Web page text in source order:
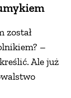
został
–
Ale już